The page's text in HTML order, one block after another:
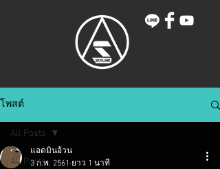
โพสต์
All Posts
All Posts
แอดมินอ้วน
3 ก.พ. 2561 ยาว 1 นาที